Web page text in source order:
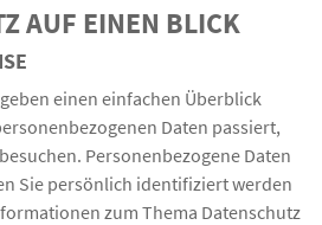
AUF EINEN BLICK
einen einfachen Überblick
Daten passiert,
Personenbezogene Daten
Sie persönlich identifiziert werden
zum Thema Datenschutz